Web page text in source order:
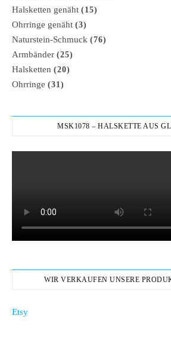
Halsketten genäht (15)
Ohrringe genäht (3)
Naturstein-Schmuck (76)
Armbänder (25)
Halsketten (20)
Ohrringe (31)
MSK1078 – HALSKETTE AUS
WIR VERKAUFEN UNSERE
Etsy